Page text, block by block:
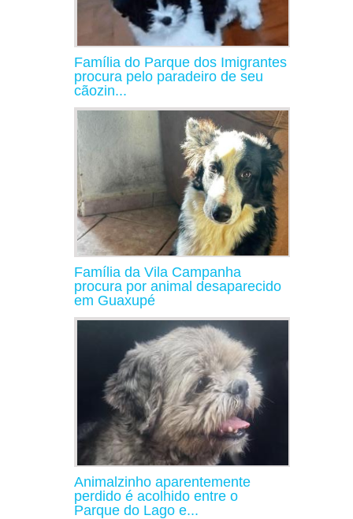
Família do Parque dos Imigrantes
procura pelo paradeiro de seu
cãozin...
Família da Vila Campanha
procura por animal desaparecido
em Guaxupé
Animalzinho aparentemente
perdido é acolhido entre o
Parque do Lago e...